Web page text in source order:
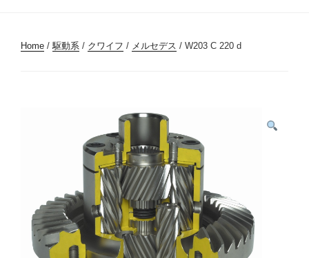
Home /駆動系 / クワイフ / メルセデス / W203 C 220 d